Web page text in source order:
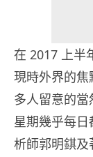
在 2017 上半
現時外界的
多人留意的
星期幾乎每
析師郭明錤